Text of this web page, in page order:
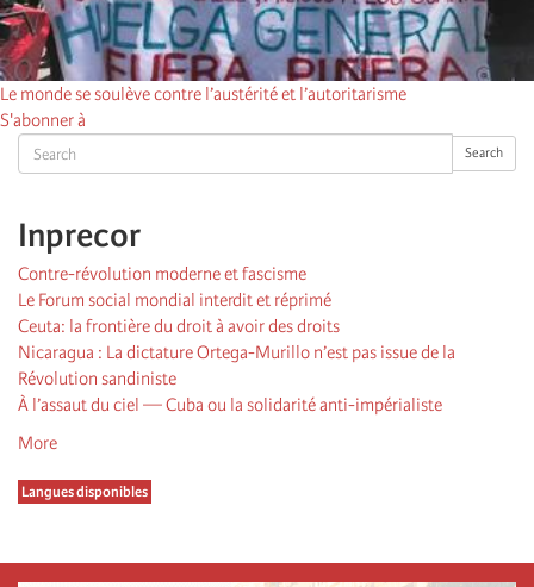
Search Search
Inprecor
Contre-révolution moderne et fascisme
Le Forum social mondial interdit et réprimé
Ceuta: la frontière du droit à avoir des droits
Nicaragua : La dictature Ortega-Murillo n’est pas issue de la
Révolution sandiniste
À l’assaut du ciel — Cuba ou la solidarité anti-impérialiste
More
Langues disponibles
Le monde se soulève contre l’austérité et l’autoritarisme
S'abonner à